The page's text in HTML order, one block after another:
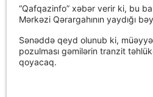
“Qafqazinfo” xəbər verir ki, bu
Mərkəzi Qərargahının yaydığı
Sənəddə qeyd olunub ki,
pozulması gəmilərin tranzit
qoyacaq.